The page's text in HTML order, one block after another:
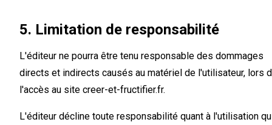
5. Limitation de responsabilité
L'éditeur ne pourra être tenu responsable des dommages
directs et indirects causés au matériel de l'utilisateur, lors
l'accès au site creer-et-fructifier.fr.
L'éditeur décline toute responsabilité quant à l'utilisation